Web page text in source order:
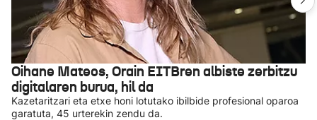
Oihane Mateos, Orain EITBren albiste zerbitzu
digitalaren burua, hil da
Kazetaritzari eta etxe honi lotutako ibilbide profesional oparoa
garatuta, 45 urterekin zendu da.